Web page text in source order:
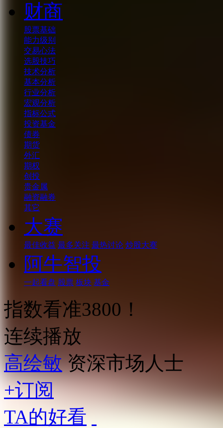
财商
股票基础
能力级别
交易心法
选股技巧
技术分析
基本分析
行业分析
宏观分析
指标公式
投资基金
债券
期货
外汇
期权
创投
贵金属
融资融券
其它
大赛
最佳收益 最多关注 最热讨论 炒股大赛
阿牛智投
一起看盘 股票 板块 基金
指数看准3800！
连续播放
高绘敏 资深市场人士
+订阅
TA的好看